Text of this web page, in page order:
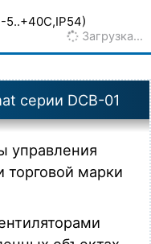
5..+40С,IP54)
Загрузка…
серии DCB-01
управления
торговой марки